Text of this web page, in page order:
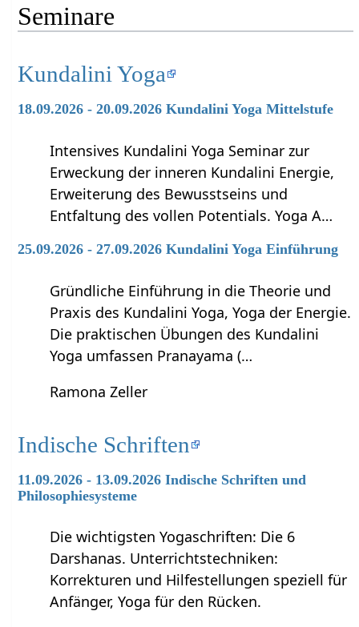
Seminare
Kundalini Yoga
18.09.2026 - 20.09.2026 Kundalini Yoga Mittelstufe
Intensives Kundalini Yoga Seminar zur
Erweckung der inneren Kundalini Energie,
Erweiterung des Bewusstseins und
Entfaltung des vollen Potentials. Yoga A…
25.09.2026 - 27.09.2026 Kundalini Yoga Einführung
Gründliche Einführung in die Theorie und
Praxis des Kundalini Yoga, Yoga der Energie.
Die praktischen Übungen des Kundalini
Yoga umfassen Pranayama (…
Ramona Zeller
Indische Schriften
11.09.2026 - 13.09.2026 Indische Schriften und
Philosophiesysteme
Die wichtigsten Yogaschriften: Die 6
Darshanas. Unterrichtstechniken:
Korrekturen und Hilfestellungen speziell für
Anfänger, Yoga für den Rücken.